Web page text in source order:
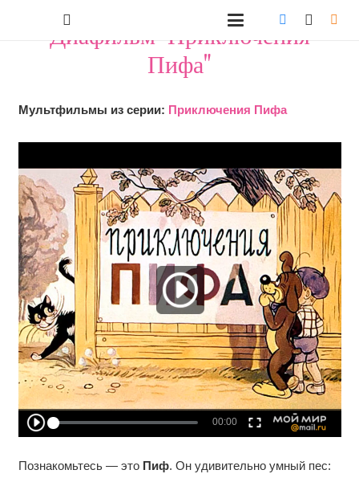
Диафильм "Приключения
Пифа"
Мультфильмы из серии: Приключения Пифа
Познакомьтесь — это Пиф. Он удивительно умный пес: